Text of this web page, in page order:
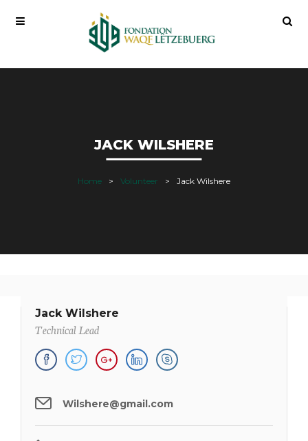
JACK WILSHERE
Home Volunteer Jack Wilshere
Jack Wilshere
Technical Lead
Wilshere@gmail.com